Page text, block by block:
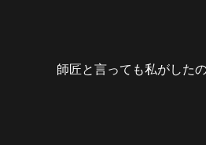
師匠と言っても私がした